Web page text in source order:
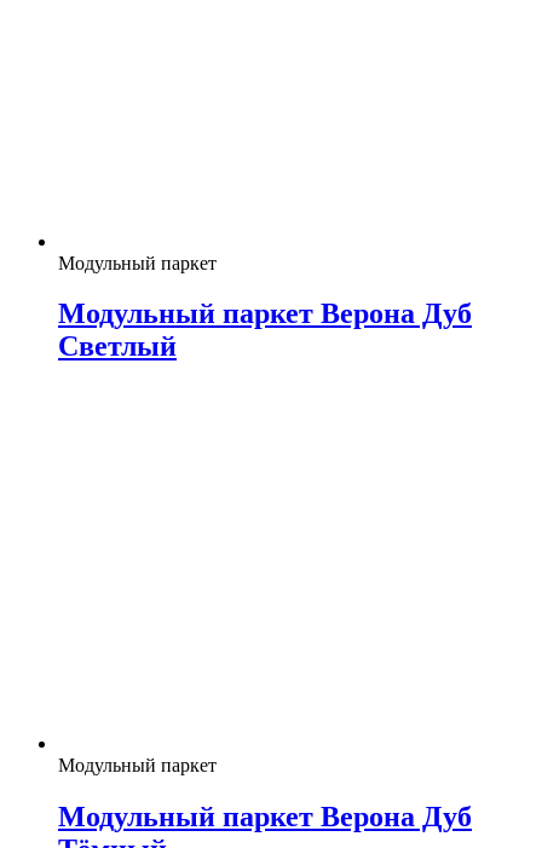
Модульный паркет
Модульный паркет Верона Дуб
Светлый
Модульный паркет
Модульный паркет Верона Дуб